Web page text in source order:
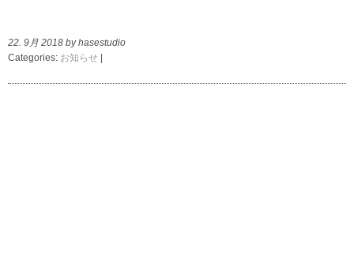
22. 9月 2018 by hasestudio
Categories: お知らせ